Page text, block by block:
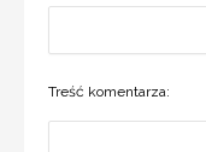
Treść komentarza: